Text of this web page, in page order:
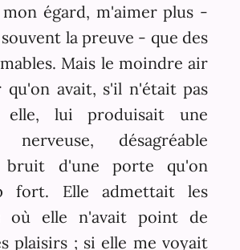
égard, m'aimer plus -
la preuve - que des
Mais le moindre air
qu'on avait, s'il n'était pas
elle, lui produisait une
nerveuse, désagréable
bruit d'une porte qu'on
fort. Elle admettait les
où elle n'avait point de
plaisirs ; si elle me voyait